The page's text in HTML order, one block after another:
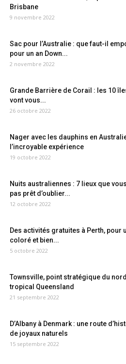
Brisbane
9 novembre 2022
Sac pour l’Australie : que faut-il
pour un an Down...
2 novembre 2022
Grande Barrière de Corail : les 10
vont vous...
26 octobre 2022
Nager avec les dauphins en
l’incroyable expérience
19 octobre 2022
Nuits australiennes : 7 lieux que vous
pas prêt d’oublier...
12 octobre 2022
Des activités gratuites à Perth, pour
coloré et bien...
5 octobre 2022
Townsville, point stratégique du nord
tropical Queensland
21 septembre 2022
D’Albany à Denmark : une route
de joyaux naturels
15 septembre 2022